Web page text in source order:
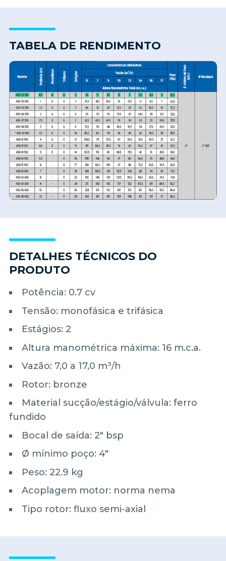
TABELA DE RENDIMENTO
DETALHES TÉCNICOS DO
PRODUTO
Potência: 0.7 cv
Tensão: monofásica e trifásica
Estágios: 2
Altura manométrica máxima: 16 m.c.a.
Vazão: 7,0 a 17,0 m³/h
Rotor: bronze
Material sucção/estágio/válvula: ferro
fundido
Bocal de saída: 2" bsp
Ø mínimo poço: 4"
Peso: 22.9 kg
Acoplagem motor: norma nema
Tipo rotor: fluxo semi-axial